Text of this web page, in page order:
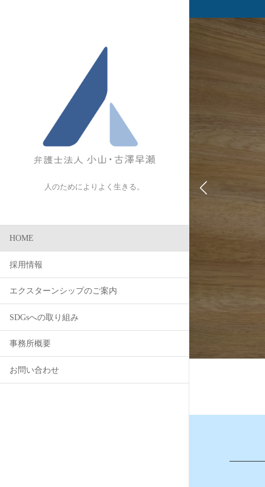
人のためによりよく生きる。
HOME
採用情報
エクスターンシップのご案内
SDGsへの取り組み
事務所概要
お問い合わせ